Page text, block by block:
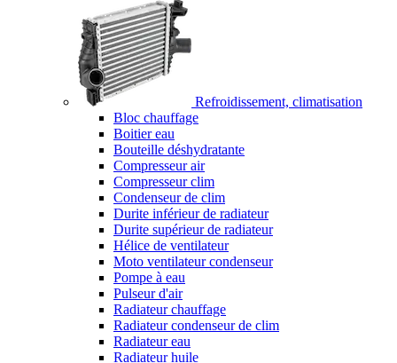
Refroidissement, climatisation
Bloc chauffage
Boitier eau
Bouteille déshydratante
Compresseur air
Compresseur clim
Condenseur de clim
Durite inférieur de radiateur
Durite supérieur de radiateur
Hélice de ventilateur
Moto ventilateur condenseur
Pompe à eau
Pulseur d'air
Radiateur chauffage
Radiateur condenseur de clim
Radiateur eau
Radiateur huile